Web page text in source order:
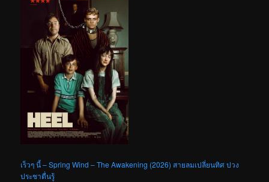
เร็วๆ นี้ – Spring Wind – The Awakening (2026) สายลมเปลี่ยนทิศ ปวง
ประชาตื่นรู้